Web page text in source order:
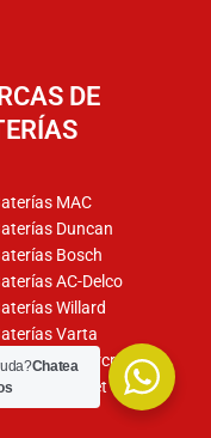
DE
MAC
Duncan
Bosch
AC-Delco
Willard
Varta
Motorcraft
Rocket
Chatea